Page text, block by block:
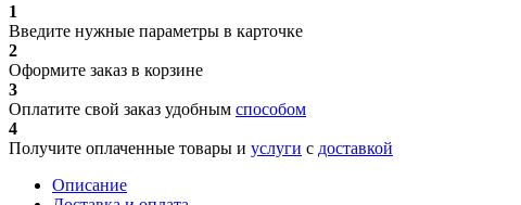
1
Введите нужные параметры в карточке
2
Оформите заказ в корзине
3
Оплатите свой заказ удобным способом
4
Получите оплаченные товары и услуги с доставкой
Описание